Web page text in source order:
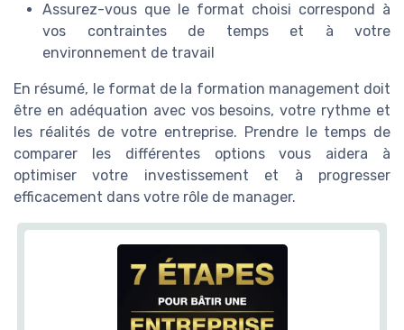
Assurez-vous que le format choisi correspond à
vos contraintes de temps et à votre
environnement de travail
En résumé, le format de la formation management doit
être en adéquation avec vos besoins, votre rythme et
les réalités de votre entreprise. Prendre le temps de
comparer les différentes options vous aidera à
optimiser votre investissement et à progresser
efficacement dans votre rôle de manager.